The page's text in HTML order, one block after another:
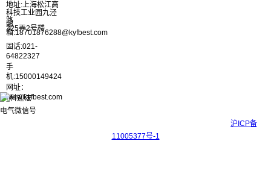
地址:上海松江高
科技工业园九泾
路
325弄2号楼
邮
箱:18701876288@kyfbest.com
固话:021-
64822327
手
机:15000149424
网址：
www.kyfbest.com
沪ICP备
11005377号-1